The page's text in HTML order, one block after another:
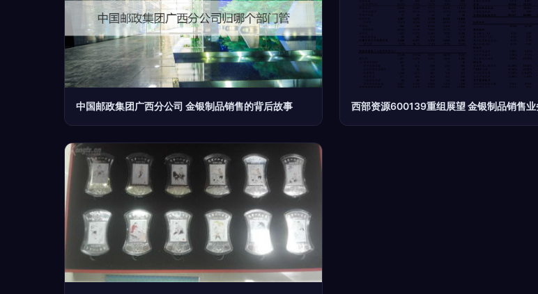
中国邮政集团广西分公司 金银制品销售的背后故事